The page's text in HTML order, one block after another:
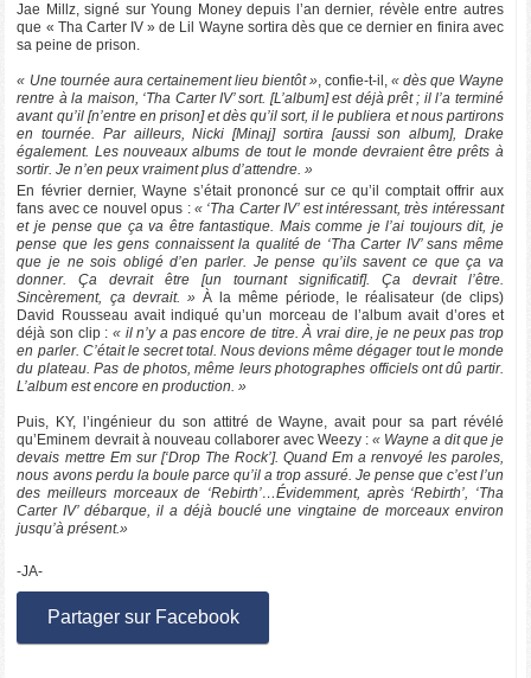
Jae Millz, signé sur Young Money depuis l’an dernier, révèle entre autres
que « Tha Carter IV » de Lil Wayne sortira dès que ce dernier en finira avec
sa peine de prison.
« Une tournée aura certainement lieu bientôt », confie-t-il, « dès que Wayne
rentre à la maison, ‘Tha Carter IV’ sort. [L’album] est déjà prêt ; il l’a terminé
avant qu’il [n’entre en prison] et dès qu’il sort, il le publiera et nous partirons
en tournée. Par ailleurs, Nicki [Minaj] sortira [aussi son album], Drake
également. Les nouveaux albums de tout le monde devraient être prêts à
sortir. Je n’en peux vraiment plus d’attendre. »
En février dernier, Wayne s’était prononcé sur ce qu’il comptait offrir aux
fans avec ce nouvel opus : « ‘Tha Carter IV’ est intéressant, très intéressant
et je pense que ça va être fantastique. Mais comme je l’ai toujours dit, je
pense que les gens connaissent la qualité de ‘Tha Carter IV’ sans même
que je ne sois obligé d’en parler. Je pense qu’ils savent ce que ça va
donner. Ça devrait être [un tournant significatif]. Ça devrait l’être.
Sincèrement, ça devrait. »À la même période, le réalisateur (de clips)
David Rousseau avait indiqué qu’un morceau de l’album avait d’ores et
déjà son clip :« il n’y a pas encore de titre. À vrai dire, je ne peux pas trop
en parler. C’était le secret total. Nous devions même dégager tout le monde
du plateau. Pas de photos, même leurs photographes officiels ont dû partir.
L’album est encore en production. »
Puis, KY, l’ingénieur du son attitré de Wayne, avait pour sa part révélé
qu’Eminem devrait à nouveau collaborer avec Weezy : « Wayne a dit que je
devais mettre Em sur [‘Drop The Rock’]. Quand Em a renvoyé les paroles,
nous avons perdu la boule parce qu’il a trop assuré. Je pense que c’est l’un
des meilleurs morceaux de ‘Rebirth’…Évidemment, après ‘Rebirth’, ‘Tha
Carter IV’ débarque, il a déjà bouclé une vingtaine de morceaux environ
jusqu’à présent.»
-JA-
Partager sur Facebook